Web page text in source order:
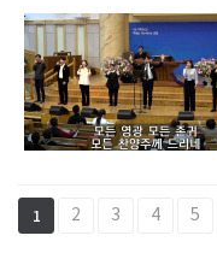
1 2 3 4 5